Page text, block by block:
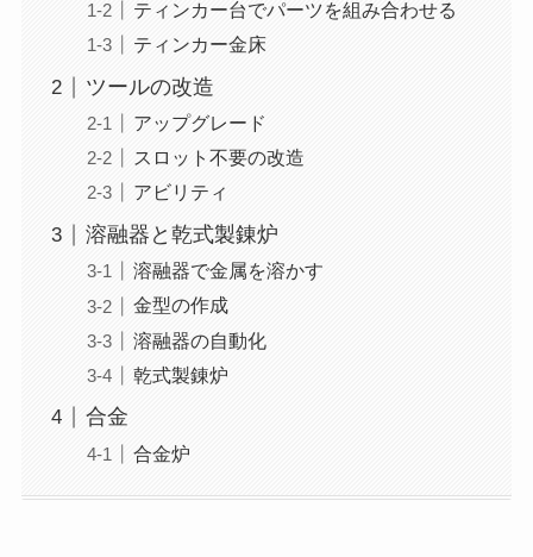
ティンカー台でパーツを組み合わせる
ティンカー金床
ツールの改造
アップグレード
スロット不要の改造
アビリティ
溶融器と乾式製錬炉
溶融器で金属を溶かす
金型の作成
溶融器の自動化
乾式製錬炉
合金
合金炉